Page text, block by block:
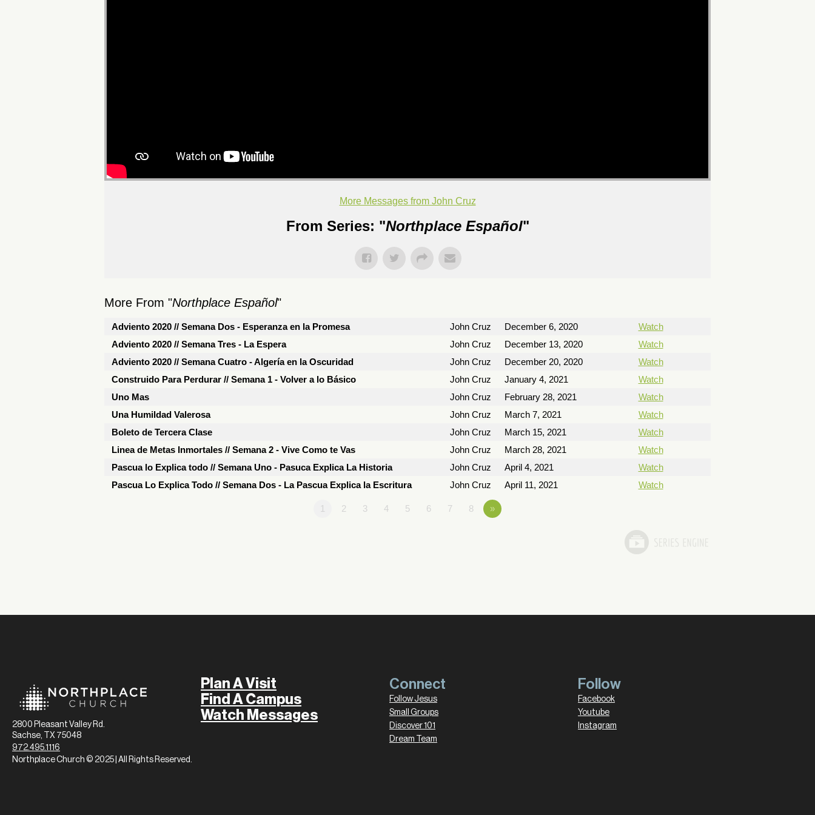
More Messages from John Cruz
From Series: "Northplace Español"
More From "Northplace Español"
Adviento 2020 // Semana Dos - Esperanza en la Promesa John Cruz December 6, 2020
Watch
Adviento 2020 // Semana Tres - La Espera
John Cruz December 13, 2020
Watch
Adviento 2020 // Semana Cuatro - Algería en la Oscuridad
John Cruz December 20, 2020
Watch
Construido Para Perdurar // Semana 1 - Volver a lo Básico
John Cruz January 4, 2021
Watch
Uno Mas
John Cruz February 28, 2021
Watch
Una Humildad Valerosa
John Cruz March 7, 2021
Watch
Boleto de Tercera Clase
John Cruz March 15, 2021
Watch
Linea de Metas Inmortales // Semana 2 - Vive Como te Vas
John Cruz March 28, 2021
Watch
Pascua lo Explica todo // Semana Uno - Pasuca Explica La Historia
John Cruz April 4, 2021
Watch
Pascua Lo Explica Todo // Semana Dos - La Pascua Explica la Escritura
John Cruz April 11, 2021 Watch
1 2 3 4 5 6 7 8 »
2800 Pleasant Valley Rd.
Sachse, TX 75048
972.495.1116
Plan A Visit
Find A Campus
Watch Messages
Connect
Follow Jesus
Small Groups
Discover 101
Dream Team
Follow
Facebook
Youtube
Instagram
Northplace Church © 2025 | All Rights Reserved.